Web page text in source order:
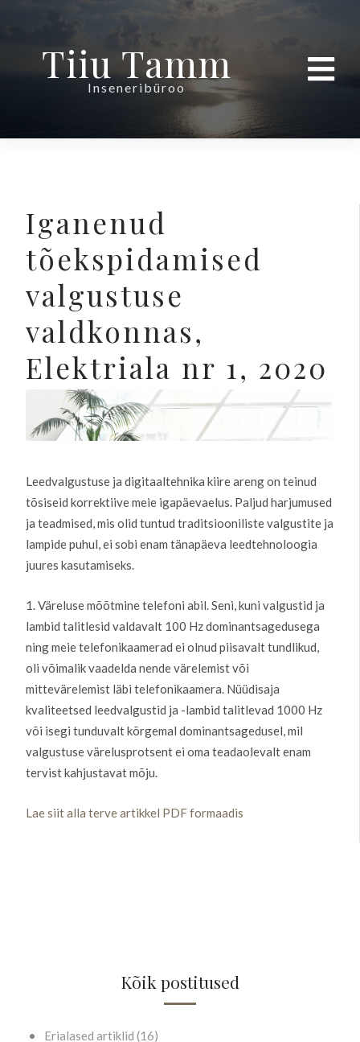
Tiiu Tamm
Inseneribüroo
Kõik postitused
Erialased artiklid (16)
Iganenud
tõekspidamised
valgustuse
valdkonnas,
Elektriala nr 1, 2020
Leedvalgustuse ja digitaaltehnika kiire areng on teinud
tõsiseid korrektiive meie igapäevaelus. Paljud harjumused
ja teadmised, mis olid tuntud traditsiooniliste valgustite ja
lampide puhul, ei sobi enam tänapäeva leedtehnoloogia
juures kasutamiseks.
1. Väreluse mõõtmine telefoni abil. Seni, kuni valgustid ja
lambid talitlesid valdavalt 100 Hz dominantsagedusega
ning meie telefonikaamerad ei olnud piisavalt tundlikud,
oli võimalik vaadelda nende värelemist või
mittevärelemist läbi telefonikaamera. Nüüdisaja
kvaliteetsed leedvalgustid ja -lambid talitlevad 1000 Hz
või isegi tunduvalt kõrgemal dominantsagedusel, mil
valgustuse värelusprotsent ei oma teadaolevalt enam
tervist kahjustavat mõju.
Lae siit alla terve artikkel PDF formaadis